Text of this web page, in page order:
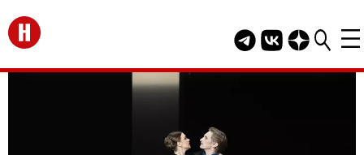
Перейти на главную
Telegram канал
Группа HELLO
Канал